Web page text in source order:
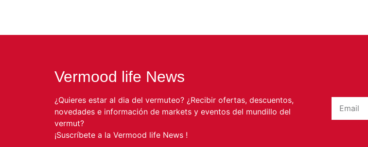
Vermood life News
¿Quieres estar al dia del vermuteo? ¿Recibir ofertas, descuentos,
novedades e información de markets y eventos del mundillo del
vermut?
¡Suscríbete a la Vermood life News !